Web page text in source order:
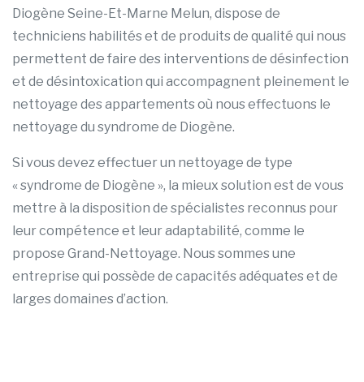
Diogène Seine-Et-Marne Melun, dispose de
techniciens habilités et de produits de qualité qui nous
permettent de faire des interventions de désinfection
et de désintoxication qui accompagnent pleinement le
nettoyage des appartements où nous effectuons le
nettoyage du syndrome de Diogène.
Si vous devez effectuer un nettoyage de type
« syndrome de Diogène », la mieux solution est de vous
mettre à la disposition de spécialistes reconnus pour
leur compétence et leur adaptabilité, comme le
propose Grand-Nettoyage. Nous sommes une
entreprise qui possède de capacités adéquates et de
larges domaines d’action.